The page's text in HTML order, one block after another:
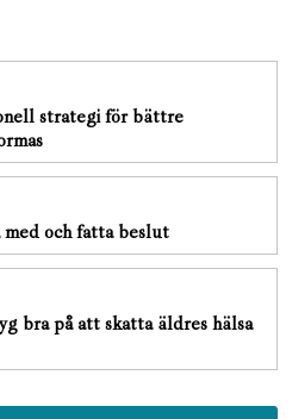
strategi för bättre
och fatta beslut
bra på att skatta äldres hälsa